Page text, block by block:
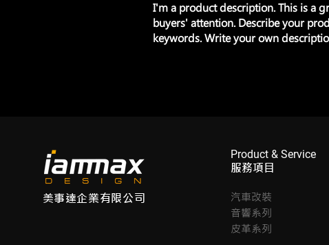
I'm a product description. This is a
buyers' attention. Describe your
keywords. Write your own
美事達企業有限公司
Product & Service
服務項目
汽車改裝
音響系列
皮革系列